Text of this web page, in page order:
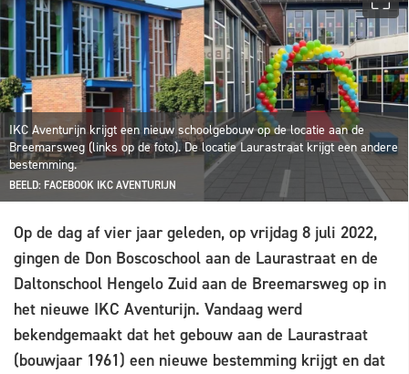
IKC Aventurijn krijgt een nieuw schoolgebouw op de locatie aan de
Breemarsweg (links op de foto). De locatie Laurastraat krijgt een andere
bestemming.
BEELD: FACEBOOK IKC AVENTURIJN
Op de dag af vier jaar geleden, op vrijdag 8 juli 2022,
gingen de Don Boscoschool aan de Laurastraat en de
Daltonschool Hengelo Zuid aan de Breemarsweg op in
het nieuwe IKC Aventurijn. Vandaag werd
bekendgemaakt dat het gebouw aan de Laurastraat
(bouwjaar 1961) een nieuwe bestemming krijgt en dat